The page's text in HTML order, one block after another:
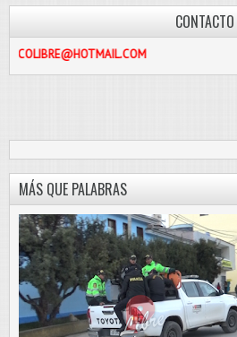
CONTACTO
MÁS QUE PALABRAS